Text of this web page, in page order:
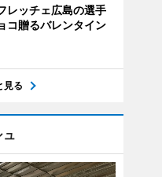
レッチェ広島の選手
コ贈るバレンタイン
見る